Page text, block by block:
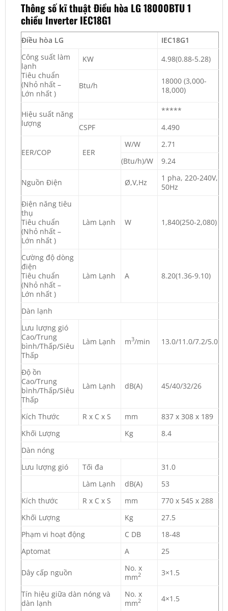
Thông số kĩ thuật Điều hòa LG 18000BTU 1
chiều Inverter IEC18G1
Điều hòa LG
IEC18G1
Công suất làm
lạnh
Tiêu chuẩn
(Nhỏ nhất –
Lớn nhất )
KW 4.98(0.88-5.28)
Btu/h
18000 (3,000-
18,000)
Hiệu suất năng
lượng
*****
CSPF
4.490
EER/COP EER
W/W
2.71
(Btu/h)/W
9.24
Nguồn Điện Ø,V,Hz
1 pha, 220-240V,
50Hz
Điện năng tiêu
thụ
Tiêu chuẩn
(Nhỏ nhất –
Lớn nhất )
Làm Lạnh W 1,840(250-2,080)
Cường độ dòng
điện
Tiêu chuẩn
(Nhỏ nhất –
Lớn nhất )
Làm Lạnh A 8.20(1.36-9.10)
Dàn lạnh
Lưu lượng gió
Cao/Trung
bình/Thấp/Siêu
Thấp
Làm Lạnh m3/min 13.0/11.0/7.2/5.0
Độ ồn
Cao/Trung
bình/Thấp/Siêu
Thấp
Làm Lạnh dB(A) 45/40/32/26
Kích Thước R x C x S mm
837 x 308 x 189
Khối Lượng
Kg
8.4
Dàn nóng
Lưu lượng gió
Tối đa
31.0
Làm Lạnh
dB(A)
53
Kích thước
R x C x S mm
770 x 545 x 288
Khối Lượng
Kg
27.5
Phạm vi hoạt động
C DB
18-48
Aptomat
A 25
Dây cấp nguồn
No. x
mm2 3×1.5
Tín hiệu giữa dàn nóng và
dàn lạnh
No. x
mm2 4×1.5